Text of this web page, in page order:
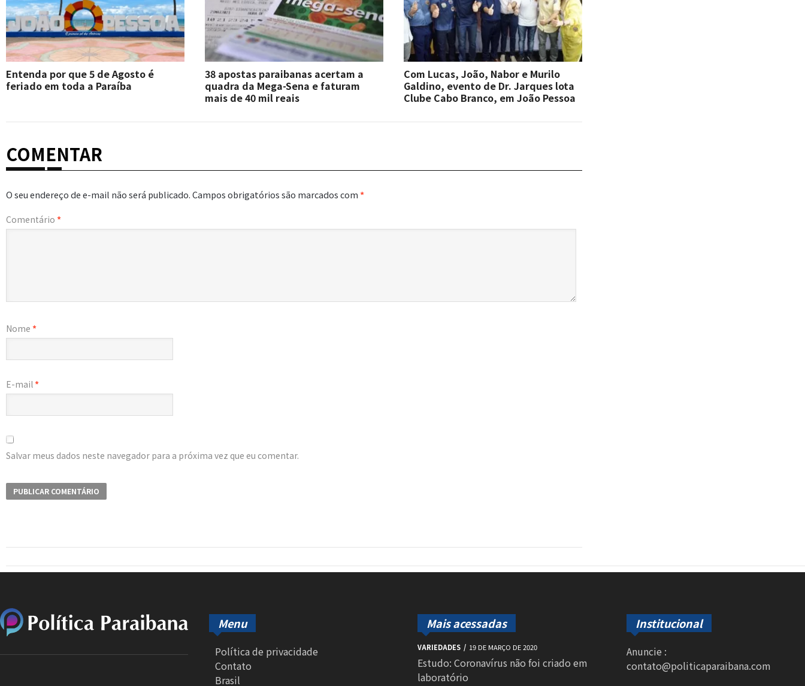
Entenda por que 5 de Agosto é
feriado em toda a Paraíba
38 apostas paraibanas acertam a
quadra da Mega-Sena e faturam
mais de 40 mil reais
Com Lucas, João, Nabor e Murilo
Galdino, evento de Dr. Jarques lota
Clube Cabo Branco, em João Pessoa
COMENTAR
O seu endereço de e-mail não será publicado.Campos obrigatórios são marcados com*
Comentário *
Nome *
E-mail*
Salvar meus dados neste navegador para a próxima vez que eu comentar.
Menu
Política de privacidade
Contato
Brasil
Mais acessadas
VARIEDADES 19 DE MARÇO DE 2020
Estudo: Coronavírus não foi criado em
laboratório
Institucional
Anuncie :
contato@politicaparaibana.com